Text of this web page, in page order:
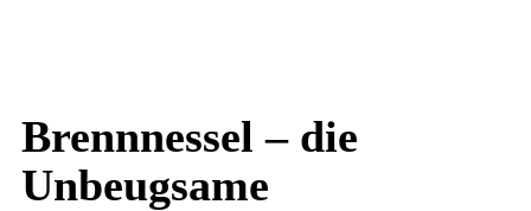
Brennnessel – die
Unbeugsame